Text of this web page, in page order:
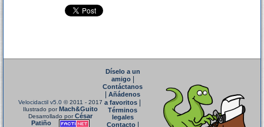
Velocidactil v5.0 © 2011 - 2017
Ilustrado porMach&Guito
Desarrollado porCésar
Patiño
Díselo a un
amigo|
Contáctanos
Añádenos
a favoritos
Términos
legales
Contacto|